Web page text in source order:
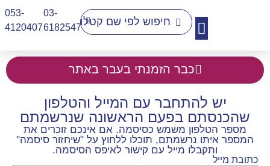
03-
6182547
053-
4120407​
כבר הזמנתי בעבר באתר
יש להתחבר עם המייל והטלפון
שהכנסתם בפעם הראשונה שנרשמתם
מספר הטלפון משמש כסיסמה. אם אינכם זוכרים את
המספר איתו נרשמתם, תוכלו ללחוץ על "שיחזור סיסמה"
ותקבלו מייל עם קישור לאיפס הסיסמה.
כתובת מייל